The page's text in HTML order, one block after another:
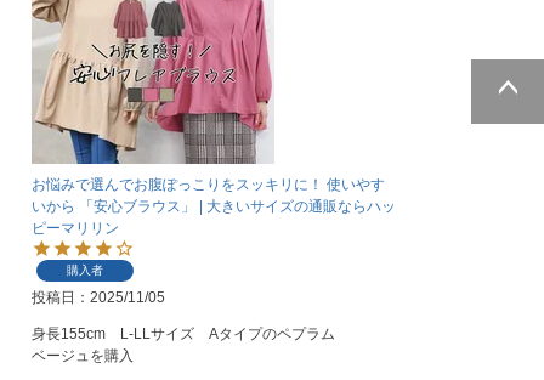
お悩みで選んでお腹ぽっこりをスッキリに！ 使いやす
いから 「安心ブラウス」 | 大きいサイズの通販ならハッ
ピーマリリン
購入者
投稿日 2025/11/05
身長155cm　L-LLサイズ　Aタイプのペプラム
ベージュを購入
ページトッ